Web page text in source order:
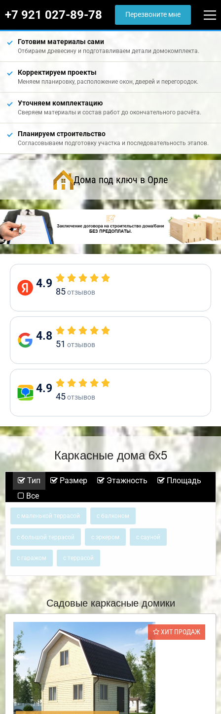
+7 921 027-89-78 Перезвоните мне
Готовим материалы сами
Отбираем древесину и подготавливаем детали домокомплекта.
Корректируем проекты
Меняем планировку, расположение окон, дверей и перегородок.
Уточняем комплектацию
Сверяем материалы и состав работ до окончательного расчёта.
Планируем строительство
Согласовываем подготовку участка и последовательность этапов.
Дома под ключ в Орле
4.9
85отзывов
4.8
51 отзывов
4.9
45отзывов
Каркасные дома 6х5
Тип Размер Этажность
Площадь
Все
с маленькой террасой с балконом
с большой террасой с эркером с сауной
с гаражом с террасой
Садовые каркасные домики
ХИТ ПРОДАЖ